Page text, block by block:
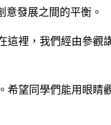
發展之間的平衡。
裡，我們經由參
望同學們能用眼